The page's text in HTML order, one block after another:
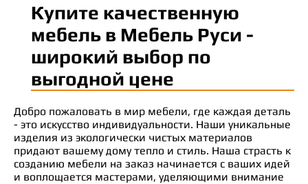
Купите качественную
мебель в Мебель Руси -
широкий выбор по
выгодной цене
Добро пожаловать в мир мебели, где каждая деталь
- это искусство индивидуальности. Наши уникальные
изделия из экологически чистых материалов
придают вашему дому тепло и стиль. Наша страсть к
созданию мебели на заказ начинается с ваших идей
и воплощается мастерами, уделяющими внимание